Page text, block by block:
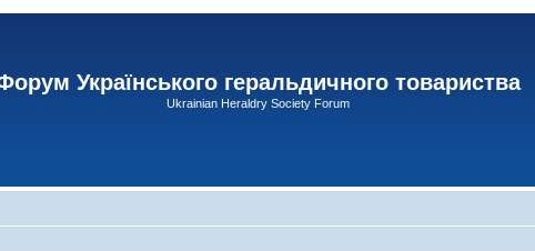
Українського геральдичного товариства
Ukrainian Heraldry Society Forum